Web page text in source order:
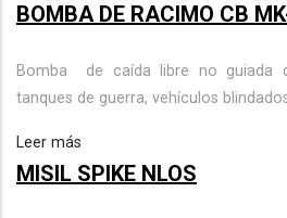
BOMBA DE RACIMO CB
Bomba de caída libre no guiada
tanques de guerra, vehículos
Leer más
MISIL SPIKE NLOS